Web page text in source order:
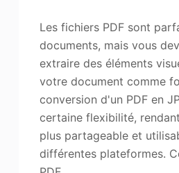
Les fichiers PDF sont
documents, mais vous
extraire des éléments
votre document comme
conversion d'un PDF en
certaine flexibilité,
plus partageable et
différentes plateformes.